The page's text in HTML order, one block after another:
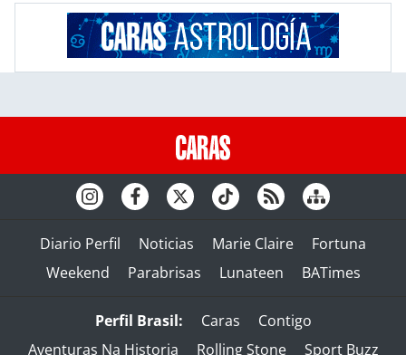
Diario Perfil Noticias Marie Claire
Fortuna
Weekend
Parabrisas Lunateen BATimes
Perfil Brasil: Caras
Contigo
Aventuras Na Historia
Rolling Stone Sport Buzz